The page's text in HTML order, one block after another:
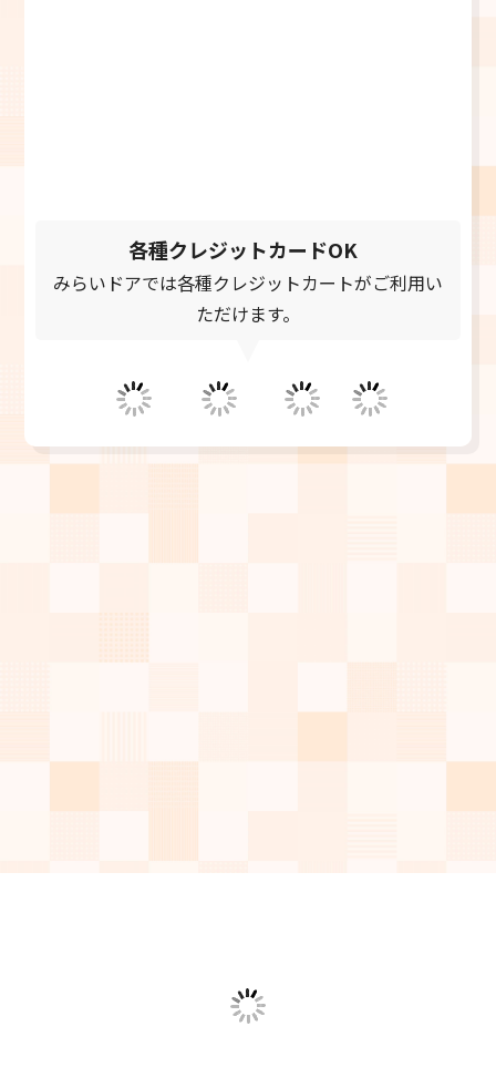
各種クレジットカードOK
みらいドアでは各種クレジットカートがご利用い
ただけます。